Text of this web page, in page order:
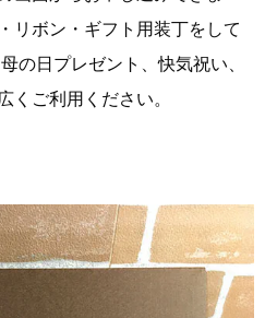
リボン・ギフト用装丁をして
の日プレゼント、快気祝い、
くご利用ください。